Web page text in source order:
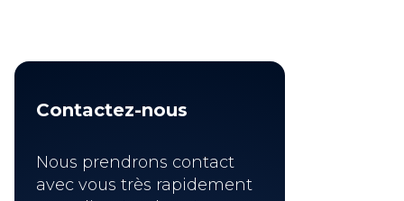
Contactez-nous
Nous prendrons contact
avec vous très rapidement